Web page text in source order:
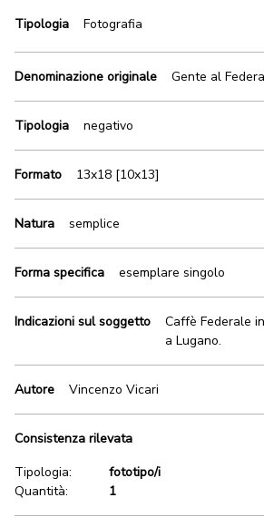
Tipologia Fotografia
Denominazione originale Gente al
Tipologia negativo
Formato 13x18 [10x13]
Natura semplice
Forma specifica esemplare singolo
Indicazioni sul soggetto
Caffè Federale
a Lugano.
Autore Vincenzo Vicari
Consistenza rilevata
Tipologia:
fototipo/i
Quantità:
1